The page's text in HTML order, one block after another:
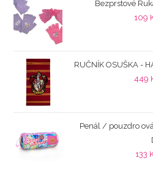
Bezprstové
109
RUČNÍK OSUŠKA -
449
Penál / pouzdro
133